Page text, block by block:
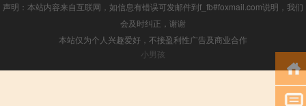
声明：本站内容来自互联网，如信息有错误可发邮件到f_fb#foxmail.com说明，我们
会及时纠正，谢谢
本站仅为个人兴趣爱好，不接盈利性广告及商业合作
小男孩